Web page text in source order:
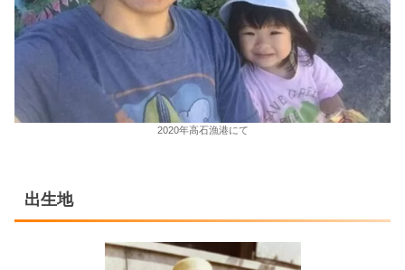
2020年高石漁港にて
出生地